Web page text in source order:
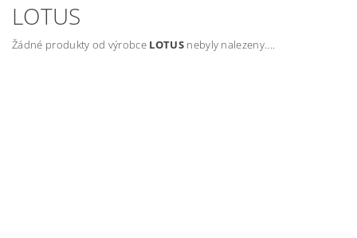
LOTUS
Žádné produkty od výrobce LOTUSnebyly nalezeny....